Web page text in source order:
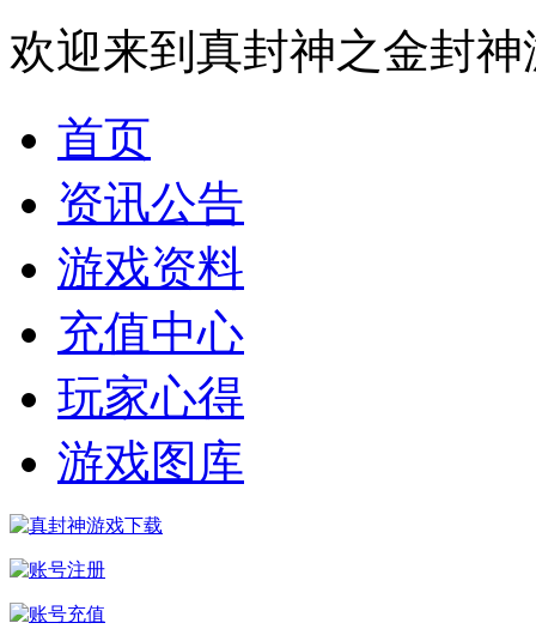
欢迎来到真封神之金封
首页
资讯公告
游戏资料
充值中心
玩家心得
游戏图库